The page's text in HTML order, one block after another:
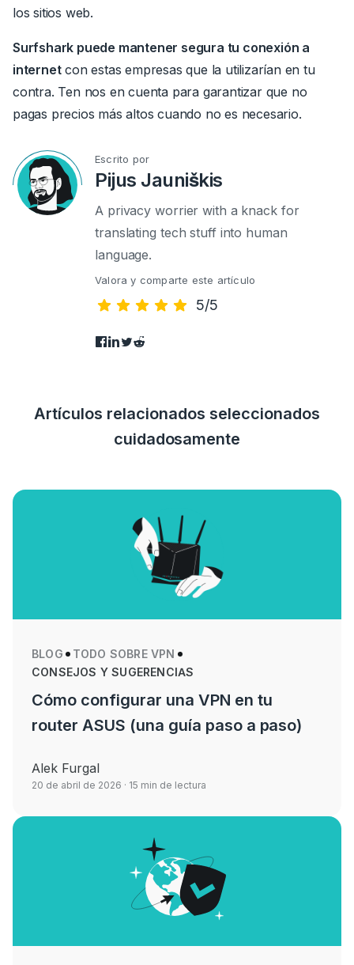
los sitios web.
Surfshark puede mantener segura tu conexión a
internetcon estas empresas que la utilizarían en tu
contra. Ten nos en cuenta para garantizar que no
pagas precios más altos cuando no es necesario.
Escrito por
Pijus Jauniškis
A privacy worrier with a knack for
translating tech stuff into human
language.
Valora y comparte este artículo
5/5
Artículos relacionados seleccionados
cuidadosamente
BLOG
TODO SOBRE VPN
CONSEJOS Y SUGERENCIAS
Cómo configurar una VPN en tu
router ASUS (una guía paso a paso)
Alek Furgal
20 de abril de 2026 · 15 min de lectura